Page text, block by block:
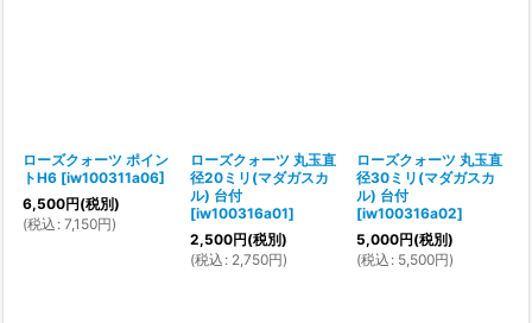
ローズクォーツ ポイン
トH6 [iw100311a06]
6,500円(税別)
(税込 : 7,150円)
ローズクォーツ 丸玉直
径20ミリ(マダガスカ
ル) 台付
[iw100316a01]
2,500円(税別)
(税込 : 2,750円)
ローズクォーツ 丸玉直
径30ミリ(マダガスカ
ル) 台付
[iw100316a02]
5,000円(税別)
(税込 : 5,500円)